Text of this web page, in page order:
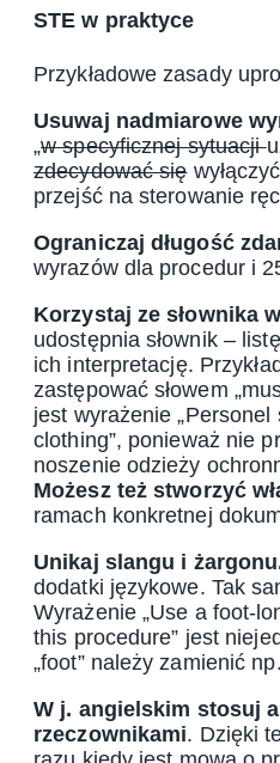
STE w praktyce
Przykładowe zasady
Usuwaj nadmiarowe
„w specyficznej sytuacji
zdecydować się
przejść na sterowanie
Ograniczaj długość
wyrazów dla procedur i
Korzystaj ze słownika
udostępnia słownik –
ich interpretację.
zastępować słowem
jest wyrażenie
clothing”, ponieważ nie
noszenie odzieży
Możesz też stworzyć
ramach konkretnej
Unikaj slangu i
dodatki językowe. Tak
Wyrażenie „Use a foot-
this procedure” jest
„foot” należy zamienić
W j. angielskim stosuj
rzeczownikami. Dzięki